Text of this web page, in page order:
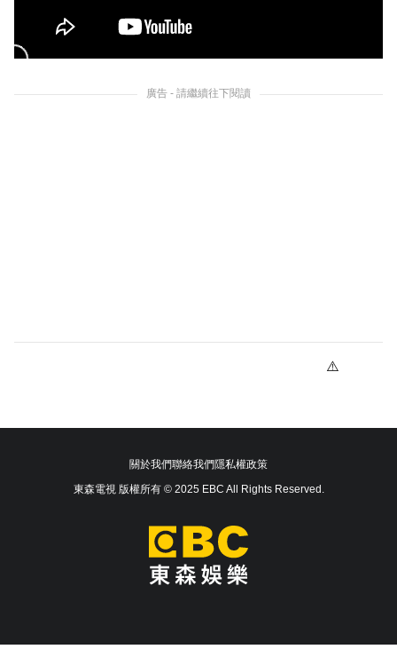
廣告 - 請繼續往下閱讀
關於我們聯絡我們隱私權政策
東森電視 版權所有 © 2025 EBC All Rights Reserved.